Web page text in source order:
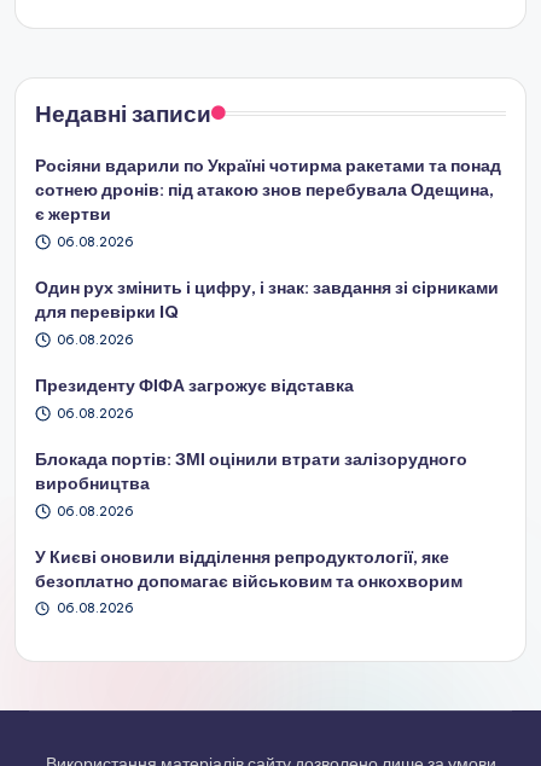
Недавні записи
Росіяни вдарили по Україні чотирма ракетами та понад
сотнею дронів: під атакою знов перебувала Одещина,
є жертви
06.08.2026
Один рух змінить і цифру, і знак: завдання зі сірниками
для перевірки IQ
06.08.2026
Президенту ФІФА загрожує відставка
06.08.2026
Блокада портів: ЗМІ оцінили втрати залізорудного
виробництва
06.08.2026
У Києві оновили відділення репродуктології, яке
безоплатно допомагає військовим та онкохворим
06.08.2026